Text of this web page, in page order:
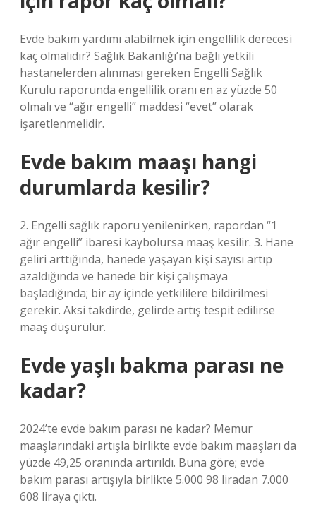
Evde bakım yardımı alabilmek için engellilik derecesi
kaç olmalıdır? Sağlık Bakanlığı’na bağlı yetkili
hastanelerden alınması gereken Engelli Sağlık
Kurulu raporunda engellilik oranı en az yüzde 50
olmalı ve “ağır engelli” maddesi “evet” olarak
işaretlenmelidir.
Evde bakım maaşı hangi
durumlarda kesilir?
2. Engelli sağlık raporu yenilenirken, rapordan “1
ağır engelli” ibaresi kaybolursa maaş kesilir. 3. Hane
geliri arttığında, hanede yaşayan kişi sayısı artıp
azaldığında ve hanede bir kişi çalışmaya
başladığında; bir ay içinde yetkililere bildirilmesi
gerekir. Aksi takdirde, gelirde artış tespit edilirse
maaş düşürülür.
Evde yaşlı bakma parası ne
kadar?
2024’te evde bakım parası ne kadar? Memur
maaşlarındaki artışla birlikte evde bakım maaşları da
yüzde 49,25 oranında artırıldı. Buna göre; evde
bakım parası artışıyla birlikte 5.000 98 liradan 7.000
608 liraya çıktı.